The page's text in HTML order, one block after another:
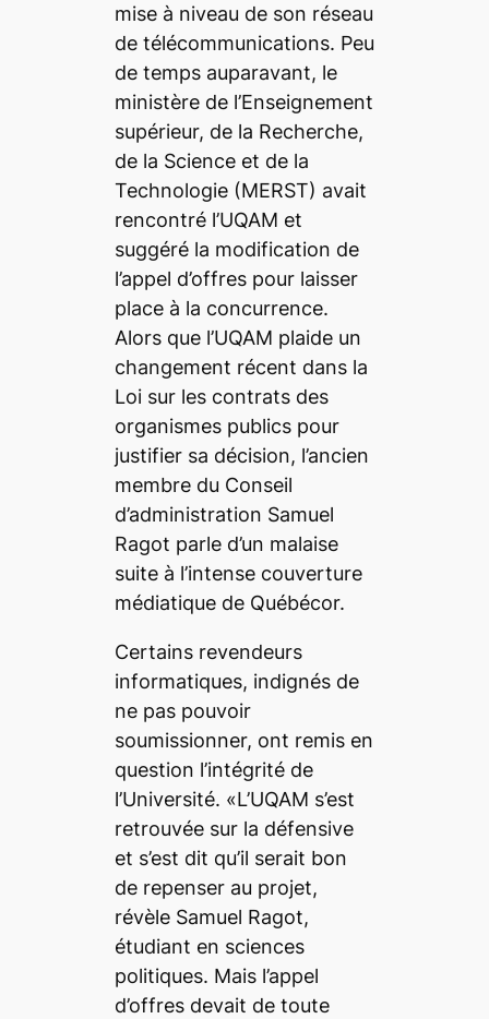
mise à niveau de son réseau
de télécommunications. Peu
de temps auparavant, le
ministère de l’Enseignement
supérieur, de la Recherche,
de la Science et de la
Technologie (MERST) avait
rencontré l’UQAM et
suggéré la modification de
l’appel d’offres pour laisser
place à la concurrence.
Alors que l’UQAM plaide un
changement récent dans la
Loi sur les contrats des
organismes publics pour
justifier sa décision, l’ancien
membre du Conseil
d’administration Samuel
Ragot parle d’un malaise
suite à l’intense couverture
médiatique de Québécor.
Certains revendeurs
informatiques, indignés de
ne pas pouvoir
soumissionner, ont remis en
question l’intégrité de
l’Université. «L’UQAM s’est
retrouvée sur la défensive
et s’est dit qu’il serait bon
de repenser au projet,
révèle Samuel Ragot,
étudiant en sciences
politiques. Mais l’appel
d’offres devait de toute